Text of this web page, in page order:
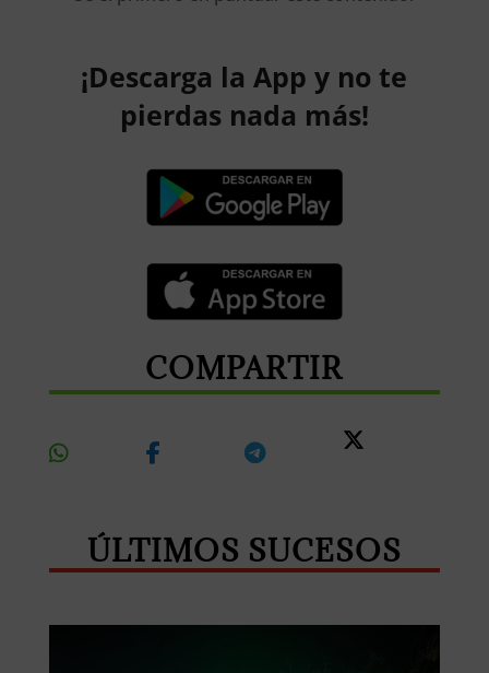
¡Descarga la App y no te
pierdas nada más!
COMPARTIR
ÚLTIMOS SUCESOS